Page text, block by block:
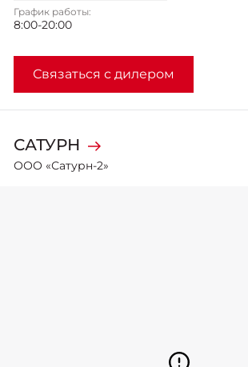
График работы:
8:00-20:00
Связаться с дилером
САТУРН
ООО «Сатурн-2»
Связаться с дилером